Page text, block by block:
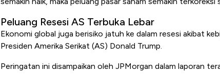
Peluang Resesi AS Terbuka Lebar
Ekonomi global juga berisiko jatuh ke dalam resesi akibat
Presiden Amerika Serikat (AS) Donald Trump.
Peringatan ini disampaikan oleh JPMorgan dalam laporan